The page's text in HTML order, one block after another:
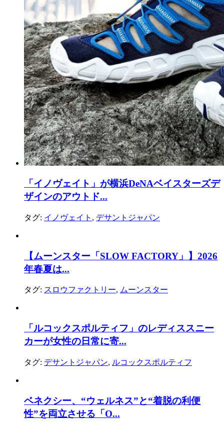
「イノヴェイト」が横浜DeNAベイスターズデ
ザインのアウトド...
タグ: イノヴェイト , デサントジャパン
【ムーンスター「SLOW FACTORY」】2026
年春夏は...
タグ: スロウファクトリー, ムーンスター
「ルコックスポルティフ」のレディススニー
カーが女性の日常に寄...
タグ: デサントジャパン, ルコックスポルティフ
ベネクシー、“ウェルネス”と“着脱の利便
性”を両立させる「O...